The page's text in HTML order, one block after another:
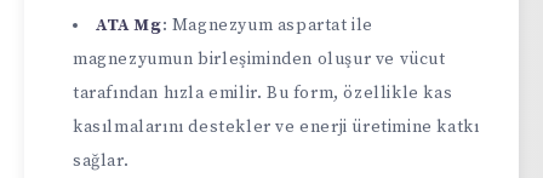
ATA Mg: Magnezyum aspartat ile
magnezyumun birleşiminden oluşur ve vücut
tarafından hızla emilir. Bu form, özellikle kas
kasılmalarını destekler ve enerji üretimine katkı
sağlar.